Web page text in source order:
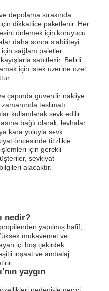
depolama sırasında
dikkatlice paketlenir. Her
önlemek için koruyucu
daha sonra stabiliteyi
için sağlam paletler
sabitlenir. Belirli
için istek üzerine özel
çapında güvenilir nakliye
teslimatı
kullanılarak sevk edilir.
bağlı olarak, levhalar
kara yoluyla sevk
öncesinde titizlikle
için gerekli
sevkiyat
alacaktır.
nedir?
yapılmış hafif,
mukavemet ve
içi boş çekirdek
inşaat ve ambalaj
yaygın
nedeniyle geçici